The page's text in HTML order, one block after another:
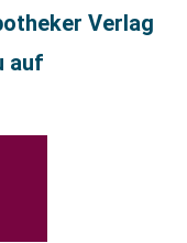
Verlag
auf